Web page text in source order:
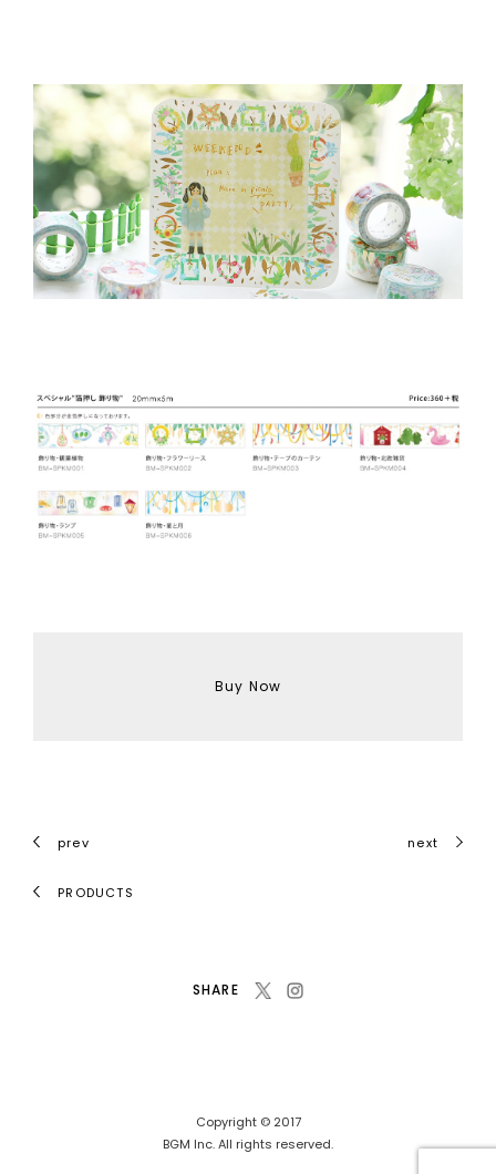
Buy Now
prev next
PRODUCTS
SHARE
Copyright © 2017
BGM Inc. All rights reserved.